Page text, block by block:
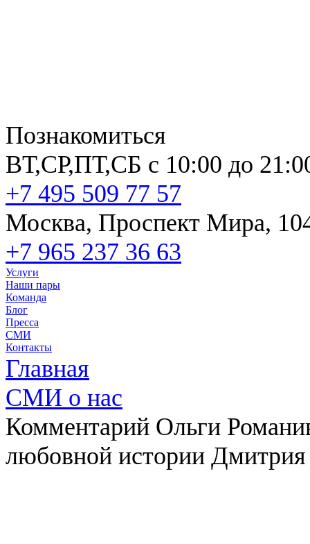
Познакомиться
ВТ,СР,ПТ,СБ с 10:00 до
+7 495 509 77 57
Москва, Проспект Мира,
+7 965 237 36 63
Услуги
Наши пары
Команда
Блог
Пресса
СМИ
Контакты
Главная
СМИ о нас
Комментарий Ольги
любовной истории